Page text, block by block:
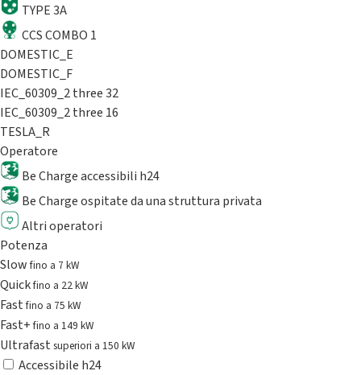
TYPE 3A
CCS COMBO 1
DOMESTIC_E
DOMESTIC_F
IEC_60309_2 three 32
IEC_60309_2 three 16
TESLA_R
Operatore
Be Charge accessibili h24
Be Charge ospitate da una struttura privata
Altri operatori
Potenza
Slowfino a 7 kW
Quickfino a 22 kW
Fastfino a 75 kW
Fast+fino a 149 kW
Ultrafast superiori a 150 kW
Accessibile h24